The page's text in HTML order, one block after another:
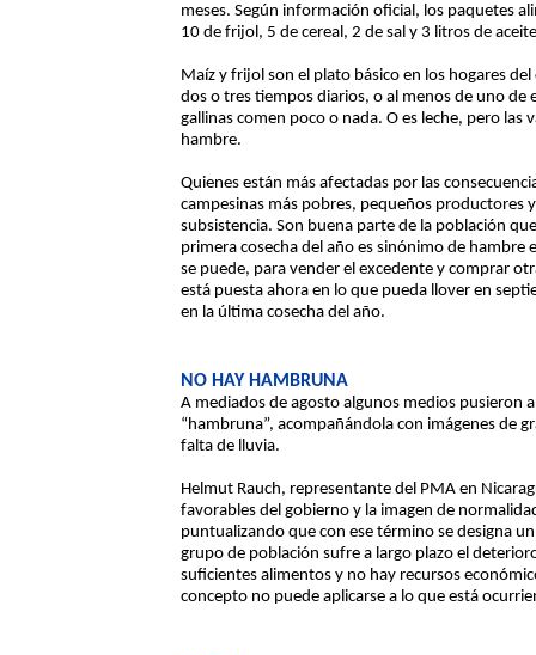
meses. Según información oficial, los paquetes
10 de frijol, 5 de cereal, 2 de sal y 3 litros de
Maíz y frijol son el plato básico en los hogares
dos o tres tiempos diarios, o al menos de uno de
gallinas comen poco o nada. O es leche, pero
hambre.
Quienes están más afectadas por las
campesinas más pobres, pequeños productores
subsistencia. Son buena parte de la población
primera cosecha del año es sinónimo de hambre
se puede, para vender el excedente y comprar
está puesta ahora en lo que pueda llover en
en la última cosecha del año.
NO HAY HAMBRUNA
A mediados de agosto algunos medios pusieron
“hambruna”, acompañándola con imágenes de
falta de lluvia.
Helmut Rauch, representante del PMA en
favorables del gobierno y la imagen de
puntualizando que con ese término se designa
grupo de población sufre a largo plazo el
suficientes alimentos y no hay recursos
concepto no puede aplicarse a lo que está